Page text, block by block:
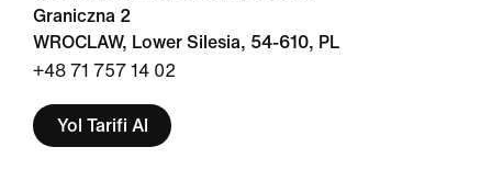
Graniczna 2
WROCLAW, Lower Silesia, 54-610, PL
+48 71 757 14 02
Yol Tarifi Al